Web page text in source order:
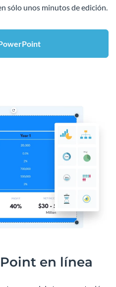
sólo unos minutos de edición.
en línea